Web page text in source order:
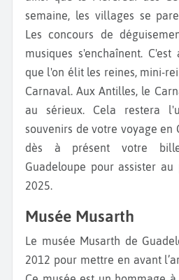
semaine, les villages se
Les concours de
musiques s'enchaînent.
que l'on élit les reines, mini-
Carnaval. Aux Antilles, le
au sérieux. Cela restera
souvenirs de votre voyage en
dès à présent votre
Guadeloupe pour assister
2025.
Musée Musarth
Le musée Musarth de Guadeloupe a été ouvert en
2012 pour mettre en avant